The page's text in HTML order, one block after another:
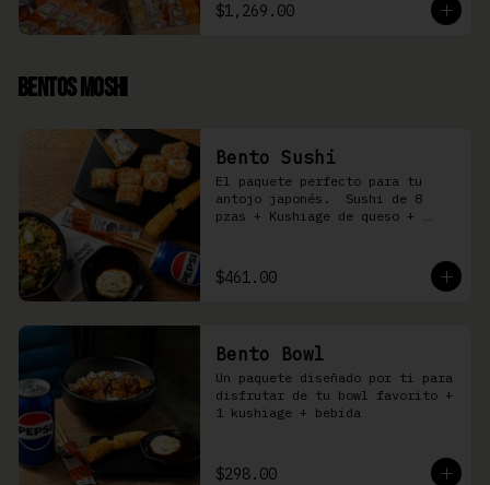
$1,269.00
Bentos Moshi
Bento Sushi
El paquete perfecto para tu
antojo japonés.  Sushi de 8
pzas + Kushiage de queso +
$461.00
Bento Bowl
Un paquete diseñado por ti para
disfrutar de tu bowl favorito +
1 kushiage + bebida
$298.00